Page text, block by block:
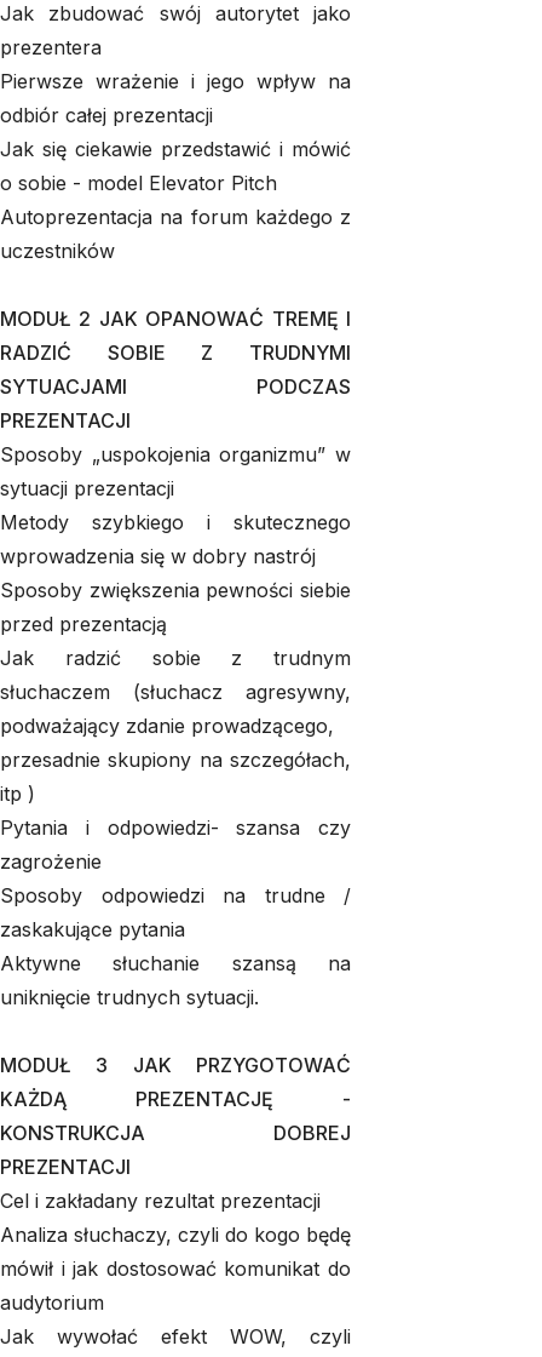
Jak zbudować swój autorytet jako
prezentera
Pierwsze wrażenie i jego wpływ na
odbiór całej prezentacji
Jak się ciekawie przedstawić i mówić
o sobie - model Elevator Pitch
Autoprezentacja na forum każdego z
uczestników
MODUŁ 2 JAK OPANOWAĆ TREMĘ I
RADZIĆ SOBIE Z TRUDNYMI
SYTUACJAMI PODCZAS
PREZENTACJI
Sposoby „uspokojenia organizmu” w
sytuacji prezentacji
Metody szybkiego i skutecznego
wprowadzenia się w dobry nastrój
Sposoby zwiększenia pewności siebie
przed prezentacją
Jak radzić sobie z trudnym
słuchaczem (słuchacz agresywny,
podważający zdanie prowadzącego,
przesadnie skupiony na szczegółach,
itp )
Pytania i odpowiedzi- szansa czy
zagrożenie
Sposoby odpowiedzi na trudne /
zaskakujące pytania
Aktywne słuchanie szansą na
uniknięcie trudnych sytuacji.
MODUŁ 3 JAK PRZYGOTOWAĆ
KAŻDĄ PREZENTACJĘ -
KONSTRUKCJA DOBREJ
PREZENTACJI
Cel i zakładany rezultat prezentacji
Analiza słuchaczy, czyli do kogo będę
mówił i jak dostosować komunikat do
audytorium
Jak wywołać efekt WOW, czyli